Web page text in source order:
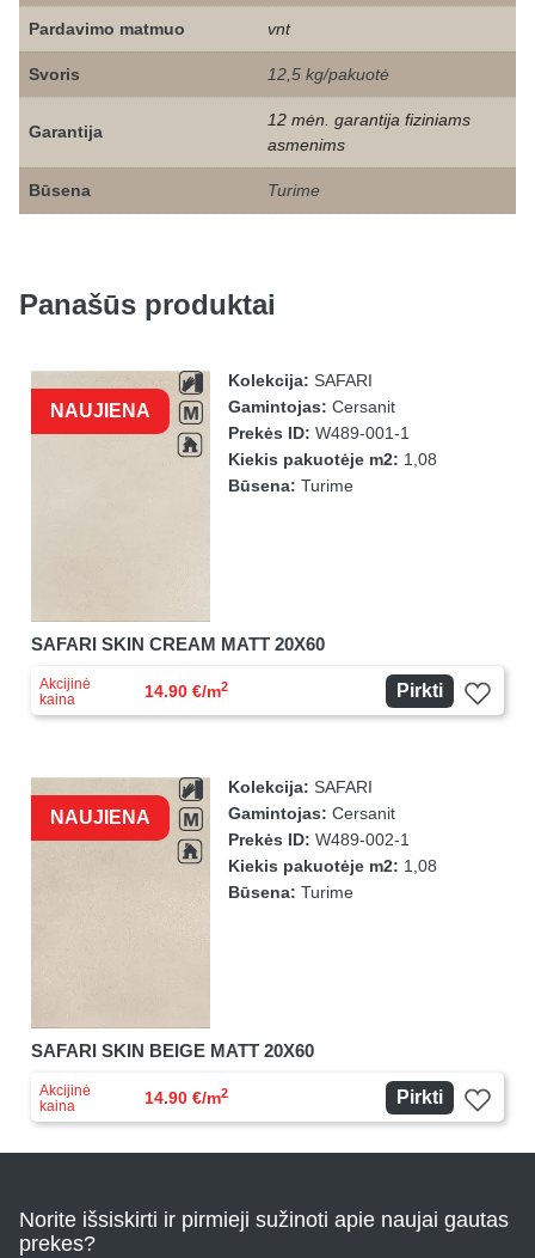
Pardavimo matmuo vnt
Svoris 12,5 kg/pakuotė
Garantija
12 mėn. garantija fiziniams
asmenims
Būsena Turime
Panašūs produktai
NAUJIENA
Kolekcija: SAFARI
Gamintojas: Cersanit
Prekės ID: W489-001-1
Kiekis pakuotėje m2: 1,08
Būsena: Turime
SAFARI SKIN CREAM MATT 20X60
Akcijinė
kaina
14.90 €/m2 Pirkti
NAUJIENA
Kolekcija: SAFARI
Gamintojas: Cersanit
Prekės ID: W489-002-1
Kiekis pakuotėje m2: 1,08
Būsena: Turime
SAFARI SKIN BEIGE MATT 20X60
Akcijinė
kaina
14.90 €/m2 Pirkti
Norite išsiskirti ir pirmieji sužinoti apie naujai gautas
prekes?